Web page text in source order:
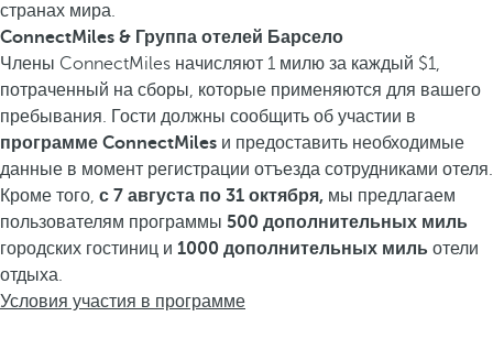
странах мира.
ConnectMiles & Группа отелей Барсело
Члены ConnectMiles начисляют 1 милю за каждый $1,
потраченный на сборы, которые применяются для вашего
пребывания. Гости должны сообщить об участии в
программе ConnectMiles и предоставить необходимые
данные в момент регистрации отъезда сотрудниками отеля.
Кроме того, с 7 августа по 31 октября, мы предлагаем
пользователям программы 500 дополнительных миль
городских гостиниц и 1000 дополнительных миль отели
отдыха.
Условия участия в программе